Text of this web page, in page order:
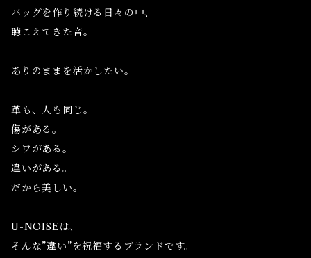
バッグを作り続ける日々の中、
聴こえてきた音。
ありのままを活かしたい。
革も、人も同じ。
傷がある。
シワがある。
違いがある。
だから美しい。
U-NOISEは、
そんな”違い”を祝福するブランドです。